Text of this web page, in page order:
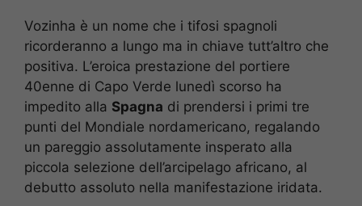
Vozinha è un nome che i tifosi spagnoli
ricorderanno a lungo ma in chiave tutt’altro che
positiva. L’eroica prestazione del portiere
40enne di Capo Verde lunedì scorso ha
impedito alla Spagna di prendersi i primi tre
punti del Mondiale nordamericano, regalando
un pareggio assolutamente insperato alla
piccola selezione dell’arcipelago africano, al
debutto assoluto nella manifestazione iridata.